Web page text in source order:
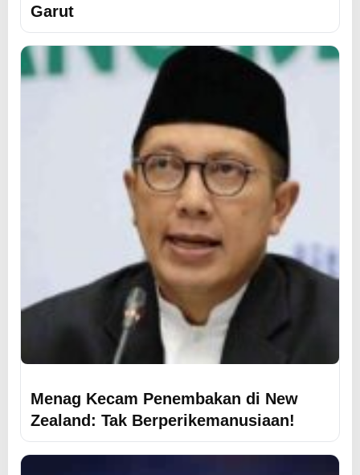
Garut
Menag Kecam Penembakan di New
Zealand: Tak Berperikemanusiaan!